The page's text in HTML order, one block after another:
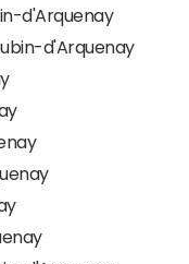
d'Arquenay
d'Arquenay